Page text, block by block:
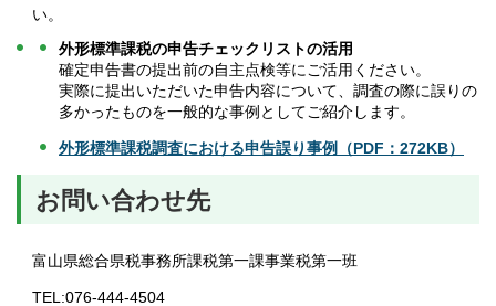
い。
外形標準課税の申告チェックリストの活用
確定申告書の提出前の自主点検等にご活用ください。
実際に提出いただいた申告内容について、調査の際に誤りの
多かったものを一般的な事例としてご紹介します。
外形標準課税調査における申告誤り事例 （PDF：272KB）
お問い合わせ先
富山県総合県税事務所課税第一課事業税第一班
TEL:076-444-4504